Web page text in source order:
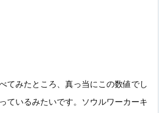
てみたところ、真っ当にこの数値でし
ているみたいです。ソウルワーカーキ